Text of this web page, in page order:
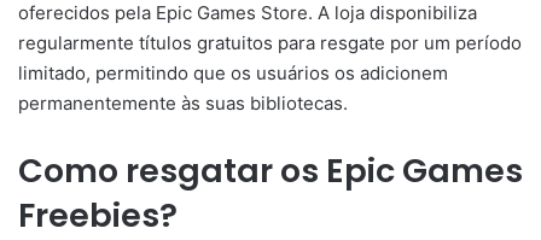
oferecidos pela Epic Games Store. A loja disponibiliza
regularmente títulos gratuitos para resgate por um período
limitado, permitindo que os usuários os adicionem
permanentemente às suas bibliotecas.
Como resgatar os Epic Games
Freebies?